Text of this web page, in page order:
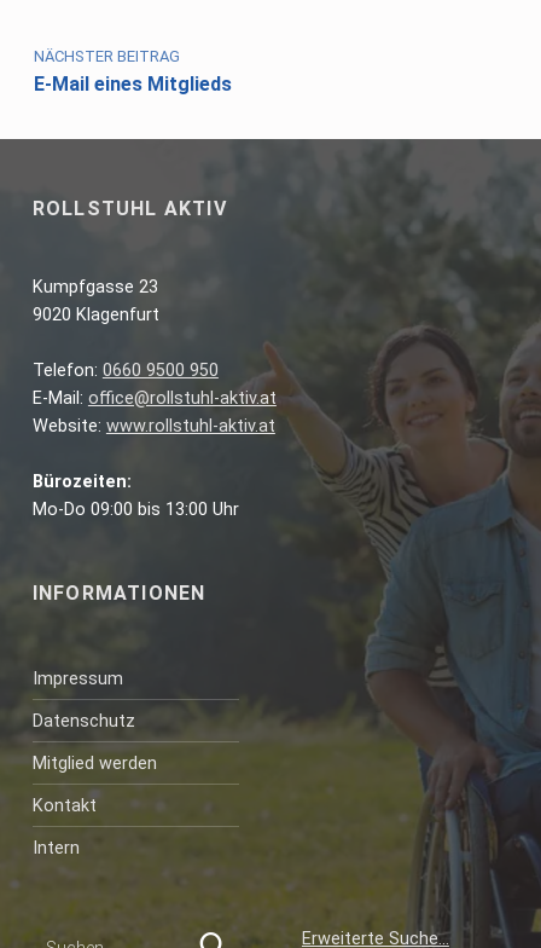
NÄCHSTER BEITRAG
E-Mail eines Mitglieds
ROLLSTUHL AKTIV
Kumpfgasse 23
9020 Klagenfurt
Telefon: 0660 9500 950
E-Mail: office@rollstuhl-aktiv.at
Website: www.rollstuhl-aktiv.at
Bürozeiten:
Mo-Do 09:00 bis 13:00 Uhr
INFORMATIONEN
Impressum
Datenschutz
Mitglied werden
Kontakt
Intern
Erweiterte Suche…